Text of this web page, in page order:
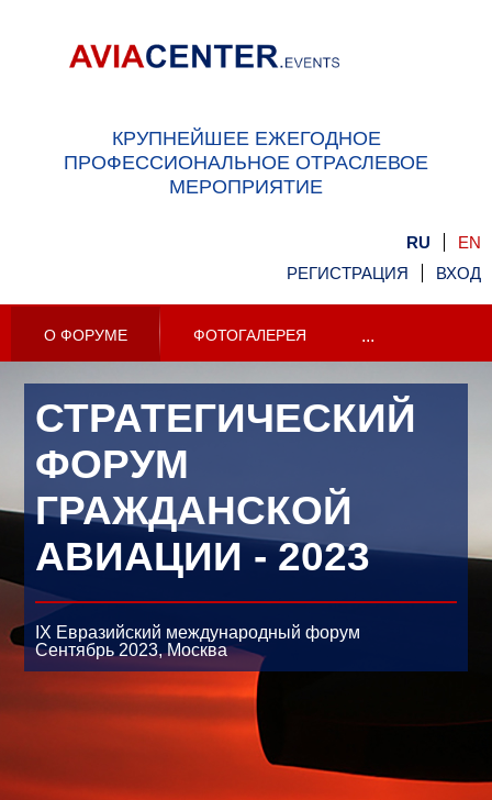
КРУПНЕЙШЕЕ ЕЖЕГОДНОЕ
ПРОФЕССИОНАЛЬНОЕ ОТРАСЛЕВОЕ
МЕРОПРИЯТИЕ
RU
EN
РЕГИСТРАЦИЯ
ВХОД
О ФОРУМЕ ФОТОГАЛЕРЕЯ ...
СТРАТЕГИЧЕСКИЙ
ФОРУМ
ГРАЖДАНСКОЙ
АВИАЦИИ - 2023
IX Евразийский международный форум
Сентябрь 2023, Москва